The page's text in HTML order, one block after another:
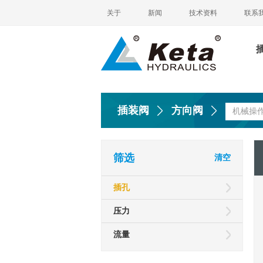
关于 新闻 技术资料 联系
插装阀 方向阀 机械操
清空
筛选
插孔
压力
流量